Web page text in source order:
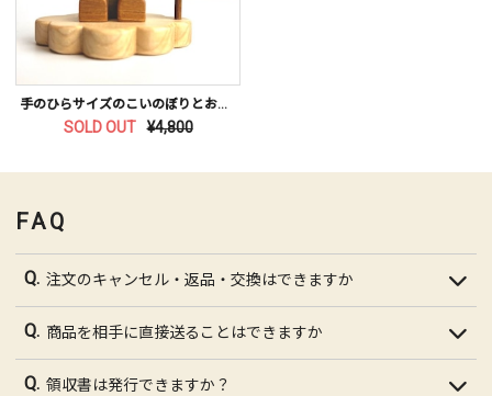
手のひらサイズのこいのぼりとおとこのこ
SOLD OUT ¥4,800
FAQ
注文のキャンセル・返品・交換はできますか
商品を相手に直接送ることはできますか
領収書は発行できますか？